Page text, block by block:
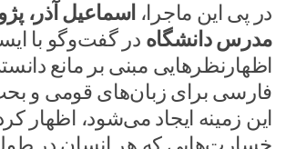
در پی این ماجرا، اسماعیل آذر،
مدرس دانشگاه در گفت‌وگو با
اظهارنظرهایی مبنی بر مانع
فارسی برای زبان‌های قومی و
این زمینه ایجاد می‌شود، اظهار